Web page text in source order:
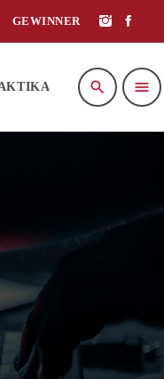
GEWINNER
search menu